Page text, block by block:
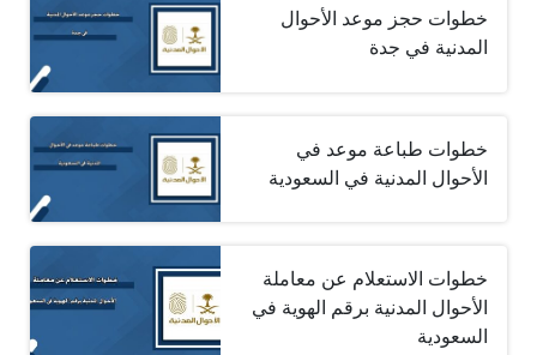
خطوات حجز موعد الأحوال
المدنية في جدة
خطوات طباعة موعد في
الأحوال المدنية في السعودية
خطوات الاستعلام عن معاملة
الأحوال المدنية برقم الهوية في
السعودية